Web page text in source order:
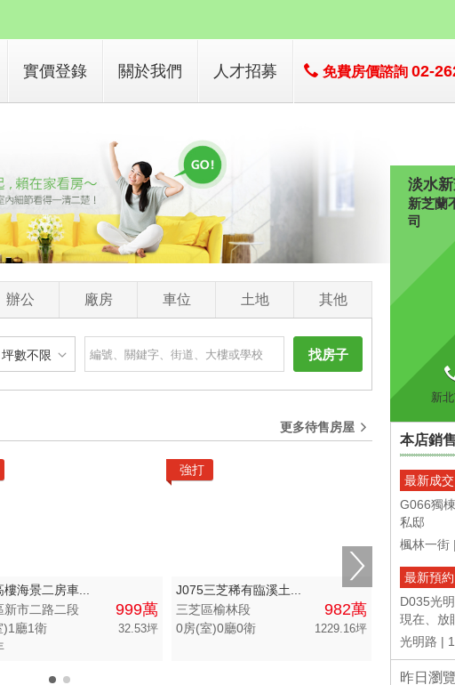
實價登錄 關於我們
經營績效
服務項目
人才招募 免費房價諮詢 02-
辦公 廠房 車位 土地 其他
坪數不限
坪數不限
40 坪 - 50 坪
50 坪以上
找房子
更多待售房屋
海景二房車...
新市二路二段
999萬
)1廳1衛 32.53坪
J075三芝稀有臨溪土...
三芝區榆林段
982萬
0房(室)0廳0衛 1229.16坪
強打
A專約
淡水區新市
3房(室)2廳
6.1年
強打
淡水
新芝蘭
司
新
本店銷
最新成交
G066獨
私邸
楓林一街
最新預約
D035光
現在、放
光明路
昨日瀏